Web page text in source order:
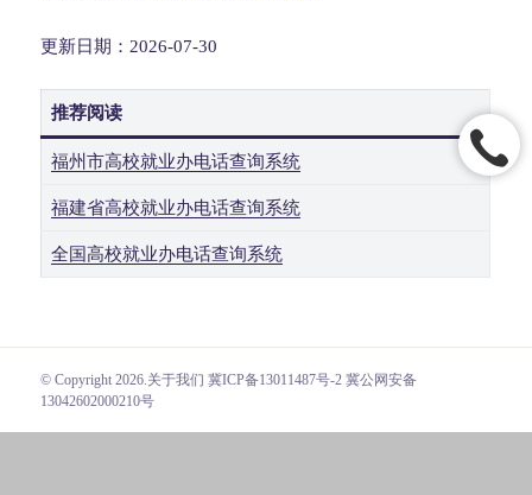
更新日期：2026-07-30
推荐阅读
福州市高校就业办电话查询系统
福建省高校就业办电话查询系统
全国高校就业办电话查询系统
© Copyright 2026. 关于我们 冀ICP备13011487号-2 冀公网安备
13042602000210号